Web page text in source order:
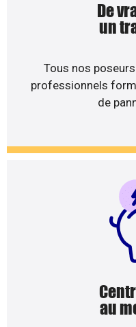
De
un
Tous nos
professionnels
de
au